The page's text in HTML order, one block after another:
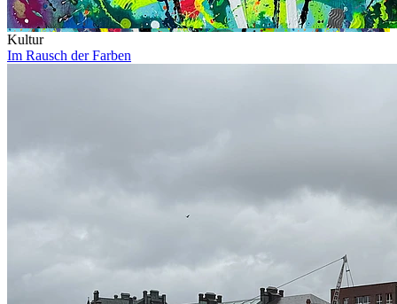
Kultur
Im Rausch der Farben